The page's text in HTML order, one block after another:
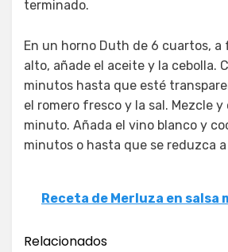
terminado.
En un horno Duth de 6 cuartos,
alto, añade el aceite y la cebolla.
minutos hasta que esté
el romero fresco y la sal. Mezcle
minuto. Añada el vino blanco y
minutos o hasta que se reduzca
Receta de Merluza en salsa
Relacionados